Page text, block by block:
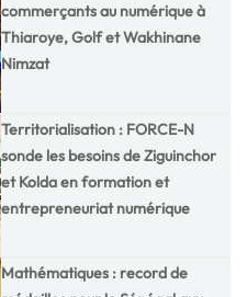
commerçants au numérique à
Thiaroye, Golf et Wakhinane
Nimzat
Territorialisation : FORCE-N
sonde les besoins de Ziguinchor
et Kolda en formation et
entrepreneuriat numérique
Mathématiques : record de